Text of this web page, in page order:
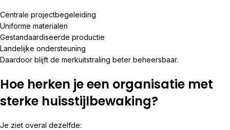
Centrale projectbegeleiding
Uniforme materialen
Gestandaardiseerde productie
Landelijke ondersteuning
Daardoor blijft de merkuitstraling beter beheersbaar.
Hoe herken je een organisatie met
sterke huisstijlbewaking?
Je ziet overal dezelfde: